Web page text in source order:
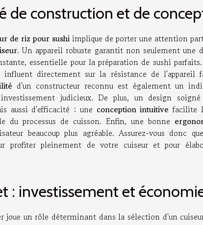
de construction et de
de riz pour sushi implique de porter une attention
. Un appareil robuste garantit non seulement une
essentielle pour la préparation de sushi
influent directement sur la résistance de l'appareil
d'un constructeur reconnu est également un
judicieux. De plus, un design
aussi d'efficacité : une conception intuitive facilite
du processus de cuisson. Enfin, une bonne
beaucoup plus agréable. Assurez-vous donc
profiter pleinement de votre cuiseur et pour
: investissement et
joue un rôle déterminant dans la sélection d'un